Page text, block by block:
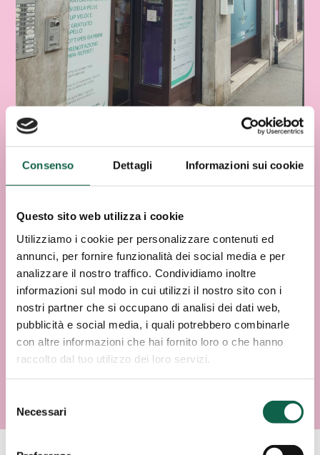
Consenso Dettagli Informazioni sui cookie
Questo sito web utilizza i cookie
Utilizziamo i cookie per personalizzare contenuti ed
annunci, per fornire funzionalità dei social media e per
analizzare il nostro traffico. Condividiamo inoltre
informazioni sul modo in cui utilizzi il nostro sito con i
nostri partner che si occupano di analisi dei dati web,
pubblicità e social media, i quali potrebbero combinarle
con altre informazioni che hai fornito loro o che hanno
raccolto dal tuo utilizzo dei loro servizi.
del
consenso
Necessari